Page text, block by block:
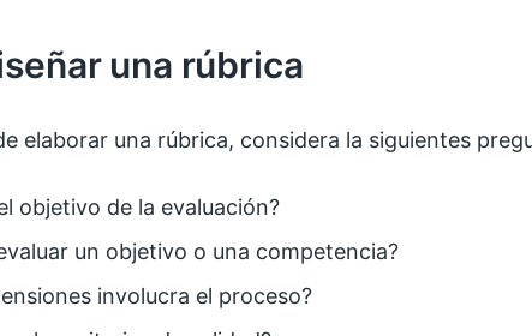
una rúbrica
elaborar una rúbrica, considera la siguientes
objetivo de la evaluación?
un objetivo o una competencia?
involucra el proceso?